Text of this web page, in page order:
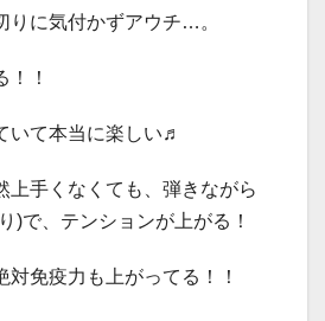
りに気付かずアウチ…。
！！
いて本当に楽しい♬
上手くなくても、弾きながら
)で、テンションが上がる！
対免疫力も上がってる！！